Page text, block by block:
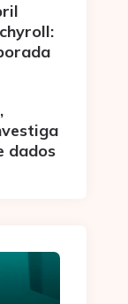
dados